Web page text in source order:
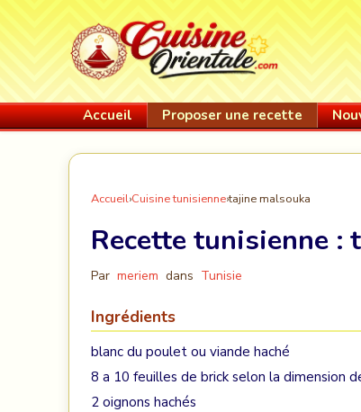
Accueil Proposer une recette
Accueil›Cuisine tunisienne›tajine malsouka
Recette tunisienne :
Par meriem dans Tunisie
Ingrédients
blanc du poulet ou viande haché
8 a 10 feuilles de brick selon la dimension
2 oignons hachés